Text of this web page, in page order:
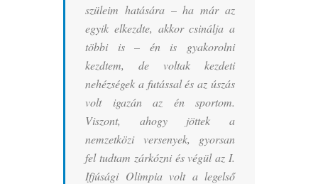
szüleim hatására – ha már az
egyik elkezdte, akkor csinálja a
többi is – én is gyakorolni
kezdtem, de voltak kezdeti
nehézségek a futással és az úszás
volt igazán az én sportom.
Viszont, ahogy jöttek a
nemzetközi versenyek, gyorsan
fel tudtam zárkózni és végül az I.
Ifjúsági Olimpia volt a legelső